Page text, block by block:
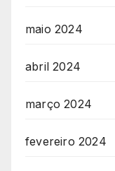
maio 2024
abril 2024
março 2024
fevereiro 2024